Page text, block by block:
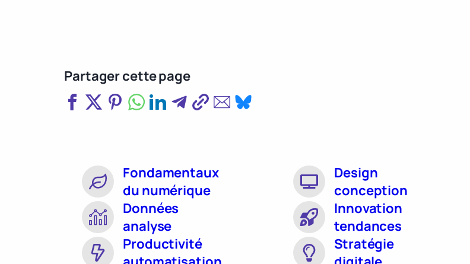
Partager cette page
Fondamentaux
du numérique
Design
conception
Données
analyse
Innovation
tendances
Productivité
Stratégie